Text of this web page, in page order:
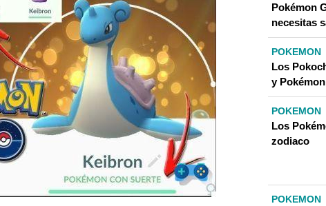
QUE LOS DEMÁS?
Pokémon
necesitas
POKEMON
Los
y
POKEMON
Los
zodiaco
POKEMON